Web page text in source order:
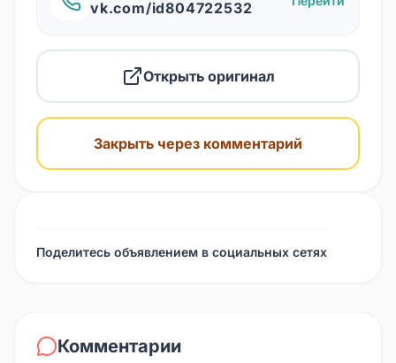
vk.com/id804722532
Открыть оригинал
Закрыть через комментарий
Поделитесь объявлением в социальных сетях
Комментарии